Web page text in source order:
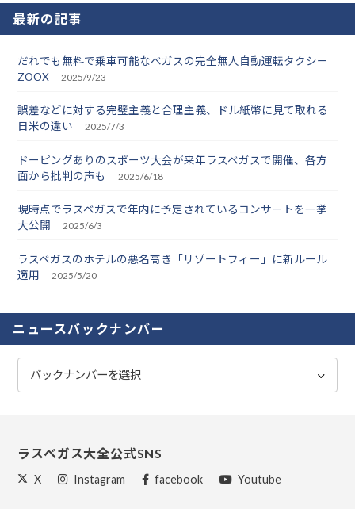
最新の記事
だれでも無料で乗車可能なベガスの完全無人自動運転タクシー
ZOOX
2025/9/23
誤差などに対する完璧主義と合理主義、ドル紙幣に見て取れる
日米の違い
2025/7/3
ドーピングありのスポーツ大会が来年ラスベガスで開催、各方
面から批判の声も
2025/6/18
現時点でラスベガスで年内に予定されているコンサートを一挙
大公開
2025/6/3
ラスベガスのホテルの悪名高き「リゾートフィー」に新ルール
適用
2025/5/20
ニュースバックナンバー
ラスベガス大全公式SNS
X Instagram facebook Youtube